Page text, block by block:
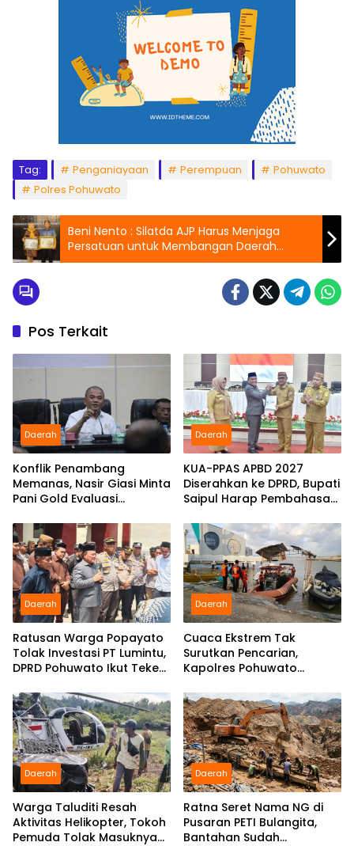
Tag: Penganiayaan Perempuan
Pohuwato
Polres Pohuwato
Beni Nento : Silatda AJP Harus Menjaga
Persatuan untuk Membangan Daerah
Pohuwato
Pos Terkait
Daerah
Konflik Penambang
Memanas, Nasir Giasi Minta
Pani Gold Evaluasi
Daerah
KUA-PPAS APBD 2027
Diserahkan ke DPRD, Bupati
Saipul Harap Pembahasan
Daerah
Ratusan Warga Popayato
Tolak Investasi PT Lumintu,
DPRD Pohuwato Ikut Teken
Daerah
Cuaca Ekstrem Tak
Surutkan Pencarian,
Kapolres Pohuwato
Temukan Speedboat
Hilang
Daerah
Warga Taluditi Resah
Aktivitas Helikopter, Tokoh
Pemuda Tolak Masuknya
Daerah
Ratna Seret Nama NG di
Pusaran PETI Bulangita,
Bantahan Sudah